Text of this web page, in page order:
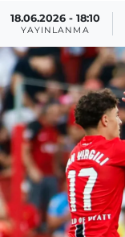
18.06.2026 - 18:10
YAYINLANMA